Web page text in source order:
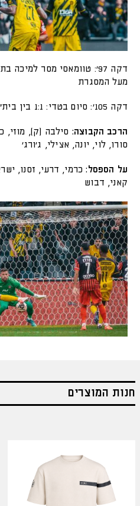
דקה 97׳: טוומאסי מסר
מעל המסגרת
דקה 105׳: סיום בטדי: 1:1 בין בית"ר להפועל ירושלים
הרכב הקבוצה: סילבה (ק), מוזי,
סורו, לוי, יונה, אצילי, ג׳ורג׳
על הספסל:כרמי, דרעי, זסנו,
קאני, דבוש
חנות המוצרים